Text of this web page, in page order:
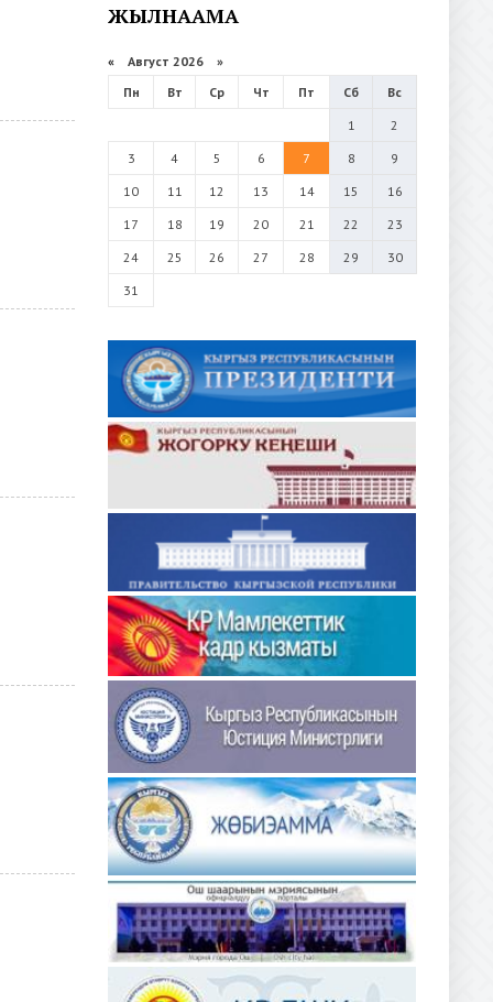
ЖЫЛНААМА
« Август 2026 »
Пн
Вт Ср Чт Пт Сб
Вс
1
2
3
4 5 6 7 8
9
10
11 12 13 14 15
16
17
18 19 20 21 22
23
24
25 26 27 28 29
30
31